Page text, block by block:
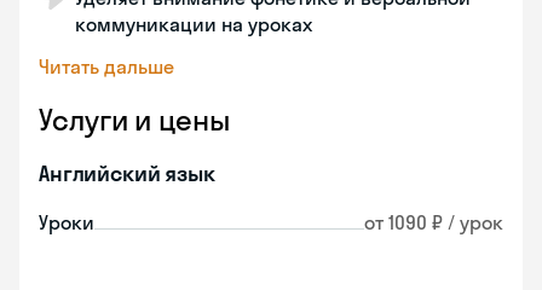
коммуникации на уроках
Читать дальше
Услуги и цены
Английский язык
Уроки от 1090 ₽ / урок